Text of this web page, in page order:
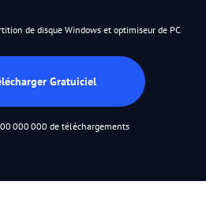
de disque Windows et optimiseur de PC
Gratuiciel
000 000 de téléchargements